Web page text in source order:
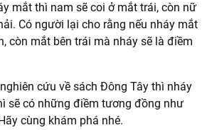
mắt thì nam sẽ coi ở mắt trái, còn nữ
Có người lại cho rằng nếu nháy mắt
còn mắt bên trái mà nháy sẽ là điềm
cứu về sách Đông Tây thì nháy
sẽ có những điềm tương đồng như
cùng khám phá nhé.